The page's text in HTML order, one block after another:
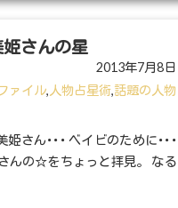
さんの星
2013年7月8日
ァイル,人物占星術,話題の人物
さん･･･ ベイビのために･･･
んの☆をちょっと拝見。 なる